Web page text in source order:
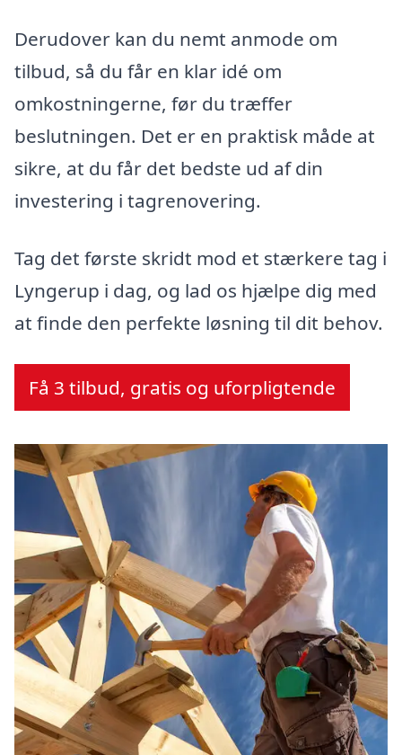
Derudover kan du nemt anmode om
tilbud, så du får en klar idé om
omkostningerne, før du træffer
beslutningen. Det er en praktisk måde at
sikre, at du får det bedste ud af din
investering i tagrenovering.
Tag det første skridt mod et stærkere tag i
Lyngerup i dag, og lad os hjælpe dig med
at finde den perfekte løsning til dit behov.
Få 3 tilbud, gratis og uforpligtende